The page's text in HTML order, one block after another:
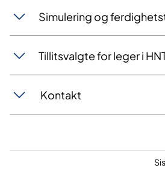
Simulering og
Tillitsvalgte for leger i
Kontakt